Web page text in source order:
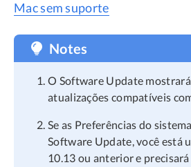
Mac sem suporte
Notes
O Software Update mostrará
atualizações compatíveis
Se as Preferências do
Software Update, você está
10.13 ou anterior e